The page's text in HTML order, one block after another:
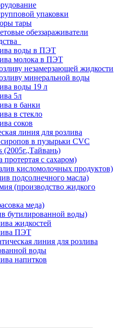
упаковки
тары
обеззараживатели
воды в ПЭТ
молока в ПЭТ
незамерзающей жидкости
минеральной воды
воды 19 л
5л
в банки
в стекло
соков
линия для розлива
в пузырьки CVC
(2005г.,Тайвань)
протертая с сахаром)
кисломолочных продуктов)
подсолнечного масла)
(производство жидкого
меда)
бутилированной воды)
жидкостей
ПЭТ
линия для розлива
воды
напитков